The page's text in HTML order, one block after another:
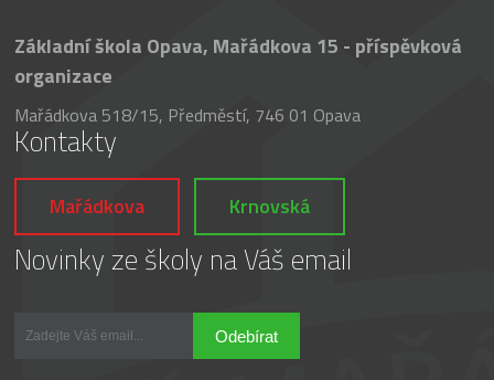
Základní škola Opava, Mařádkova 15 - příspěvková
organizace
Mařádkova 518/15, Předměstí, 746 01 Opava
Kontakty
Mařádkova Krnovská
Novinky ze školy na Váš email
Odebírat